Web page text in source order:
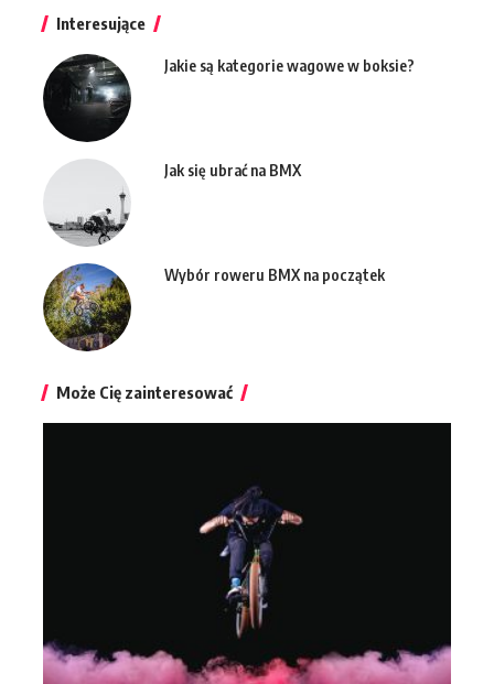
Interesujące
Jakie są kategorie wagowe w boksie?
Jak się ubrać na BMX
Wybór roweru BMX na początek
Może Cię zainteresować